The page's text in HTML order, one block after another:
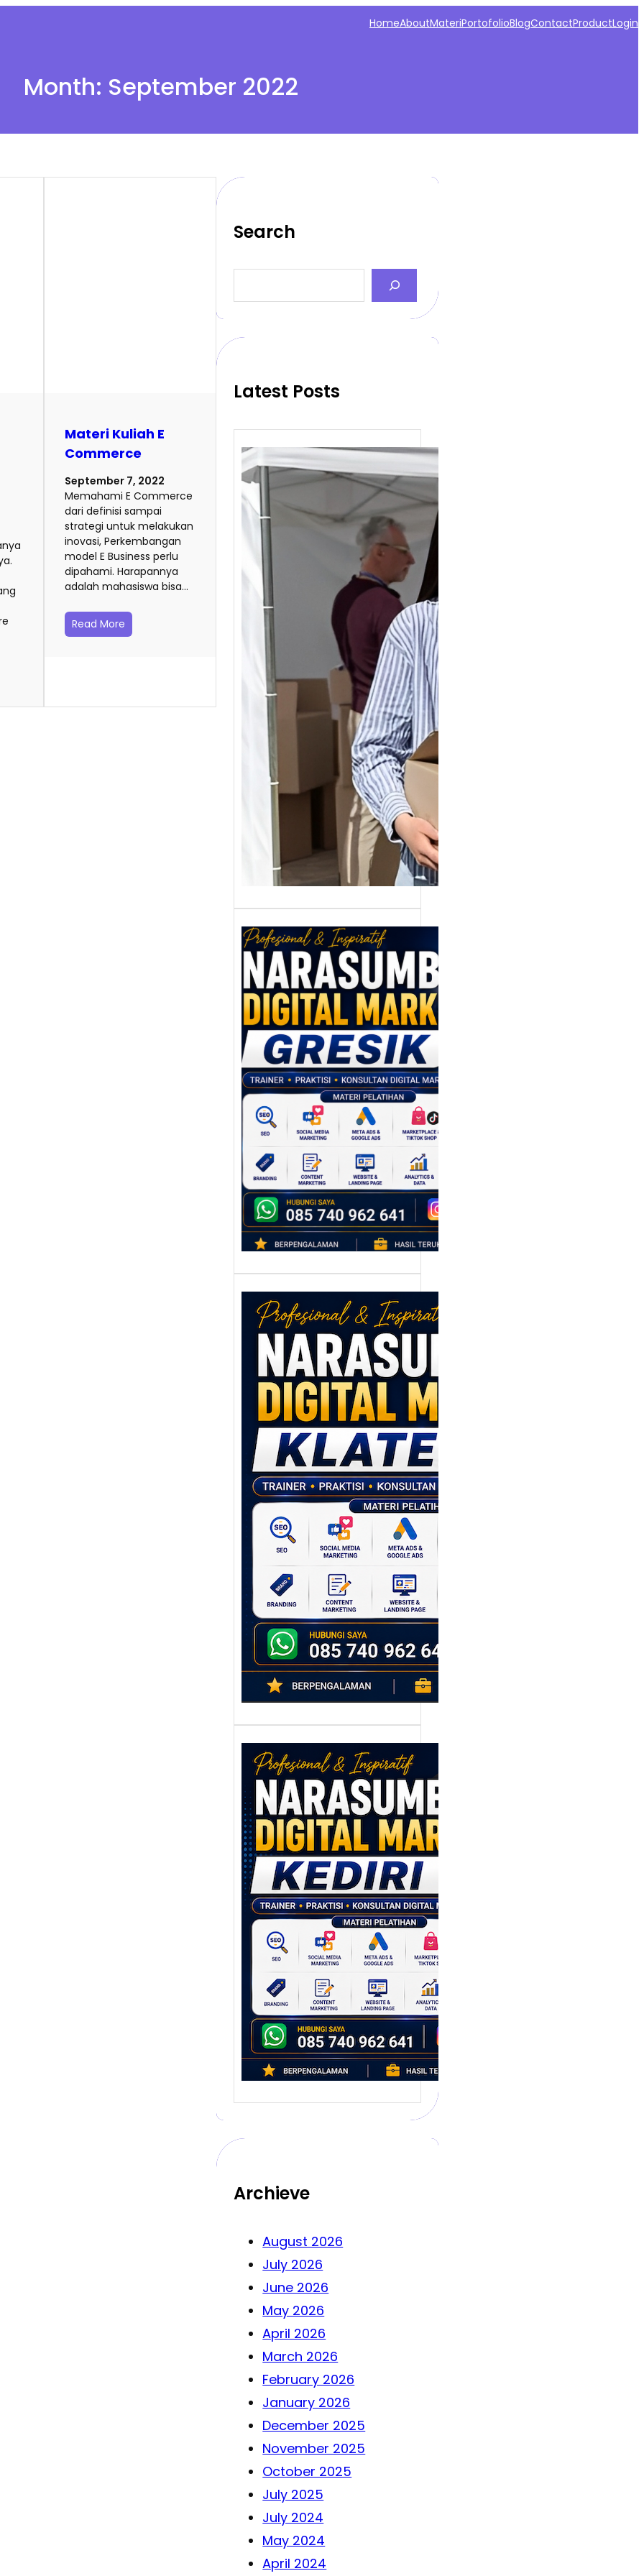
HomeAboutMateriPortofolioBlogContactProductLogin
Month: September 2022
Materi Kuliah E
Commerce
September 7, 2022
Memahami E Commerce
dari definisi sampai
strategi untuk melakukan
inovasi, Perkembangan
model E Business perlu
dipahami. Harapannya
adalah mahasiswa bisa…
Read More
Search
a
c
Latest Posts
Tik Tok Buat
Jualan, Gimana
Strateginya ?
Baca Juga Cara
Berjualan Di
Tiktokshop TikTok
menjadi tempat
Narasumber
Digital Marketing
Gresik:
Meningkatkan
Daya Saing SDM
dan Bisnis di Era
Transformasi
Digital
Perkembangan dunia
industri tidak hanya
mengubah cara
perusahaan
memproduksi barang,
…
Narasumber
Digital Marketing
Klaten: Membantu
UMKM dan SDM
Lokal Naik Kelas
Melalui Strategi
Digital
Setiap daerah memiliki
potensi ekonomi yang
berbeda, dan Klaten
adalah…
Narasumber
Digital Marketing
Kediri:
Membangun
Strategi
Pemasaran
Berbasis Data
untuk Bisnis yang
Bertumbuh
Digital marketing
telah mengubah cara
bisnis berkembang.
Dulu, promosi banyak…
Archieve
August 2026
July 2026
June 2026
May 2026
April 2026
March 2026
February 2026
January 2026
December 2025
November 2025
October 2025
July 2025
July 2024
May 2024
April 2024